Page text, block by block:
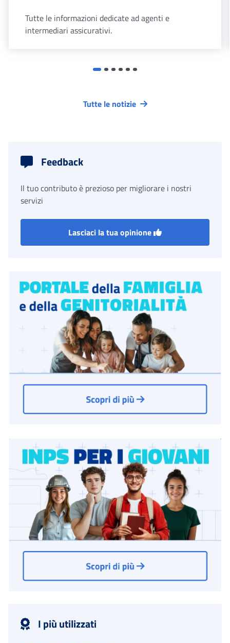
Tutte le informazioni dedicate ad agenti e
intermediari assicurativi.
Tutte le notizie
Feedback
Il tuo contributo è prezioso per migliorare i nostri
servizi
Lasciaci la tua opinione
I più utilizzati